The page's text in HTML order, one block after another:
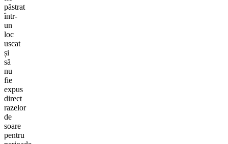
păstrat
într-
un
loc
uscat
și
să
nu
fie
expus
direct
razelor
de
soare
pentru